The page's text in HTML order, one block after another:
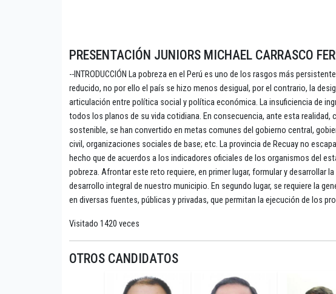
PRESENTACIÓN JUNIORS MICHAEL CARRASCO
--INTRODUCCIÓN La pobreza en el Perú es uno de los rasgos más
reducido, no por ello el país se hizo menos desigual, por el contrario, la
articulación entre política social y política económica. La insuficiencia de
todos los planos de su vida cotidiana. En consecuencia, ante esta
sostenible, se han convertido en metas comunes del gobierno central,
civil, organizaciones sociales de base; etc. La provincia de Recuay no
hecho que de acuerdos a los indicadores oficiales de los organismos del
pobreza. Afrontar este reto requiere, en primer lugar, formular y desarrollar
desarrollo integral de nuestro municipio. En segundo lugar, se requiere la
en diversas fuentes, públicas y privadas, que permitan la ejecución de los
Visitado 1420 veces
OTROS CANDIDATOS